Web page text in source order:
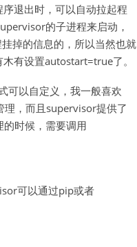
退出时，可以自动拉起程
的子进程来启动，
掉的信息的，所以当然也就
有设置autostart=true了。
可以自定义，我一般喜欢
理，而且supervisor提供了
时候，需要调用
可以通过pip或者